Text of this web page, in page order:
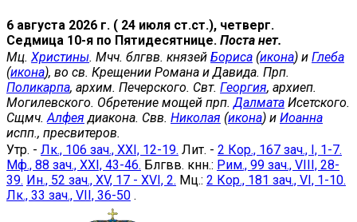
6 августа 2026 г. ( 24 июля ст.ст.), четверг.
Седмица 10-я по Пятидесятнице. Поста нет.
Мц. Христины. Мчч. блгвв. князей Бориса (икона) и Глеба
(икона), во св. Крещении Романа и Давида. Прп.
Поликарпа, архим. Печерского. Свт. Георгия, архиеп.
Могилевского. Обретение мощей прп. Далмата Исетского.
Сщмч. Алфея диакона. Свв. Николая (икона) и Иоанна
испп., пресвитеров.
Утр. - Лк., 106 зач., XXI, 12-19. Лит. - 2 Кор., 167 зач., I, 1-7.
Мф., 88 зач., XXI, 43-46. Блгвв. кнн.: Рим., 99 зач., VIII, 28-
39. Ин., 52 зач., XV, 17 - XVI, 2. Мц.: 2 Кор., 181 зач., VI, 1-10.
Лк., 33 зач., VII, 36-50 .